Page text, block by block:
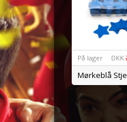
DKK
På lager
Mørkeblå